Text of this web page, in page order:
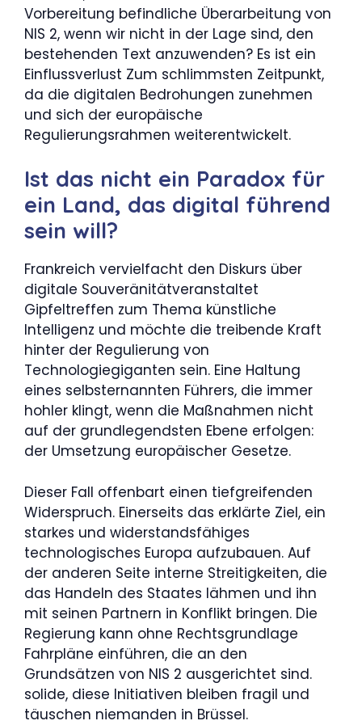
Vorbereitung befindliche Überarbeitung von
NIS 2, wenn wir nicht in der Lage sind, den
bestehenden Text anzuwenden? Es ist ein
Einflussverlust Zum schlimmsten Zeitpunkt,
da die digitalen Bedrohungen zunehmen
und sich der europäische
Regulierungsrahmen weiterentwickelt.
Ist das nicht ein Paradox für
ein Land, das digital führend
sein will?
Frankreich vervielfacht den Diskurs über
digitale Souveränitätveranstaltet
Gipfeltreffen zum Thema künstliche
Intelligenz und möchte die treibende Kraft
hinter der Regulierung von
Technologiegiganten sein. Eine Haltung
eines selbsternannten Führers, die immer
hohler klingt, wenn die Maßnahmen nicht
auf der grundlegendsten Ebene erfolgen:
der Umsetzung europäischer Gesetze.
Dieser Fall offenbart einen tiefgreifenden
Widerspruch. Einerseits das erklärte Ziel, ein
starkes und widerstandsfähiges
technologisches Europa aufzubauen. Auf
der anderen Seite interne Streitigkeiten, die
das Handeln des Staates lähmen und ihn
mit seinen Partnern in Konflikt bringen. Die
Regierung kann ohne Rechtsgrundlage
Fahrpläne einführen, die an den
Grundsätzen von NIS 2 ausgerichtet sind.
solide, diese Initiativen bleiben fragil und
täuschen niemanden in Brüssel.